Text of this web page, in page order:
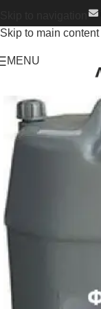
Skip to main content
MENU